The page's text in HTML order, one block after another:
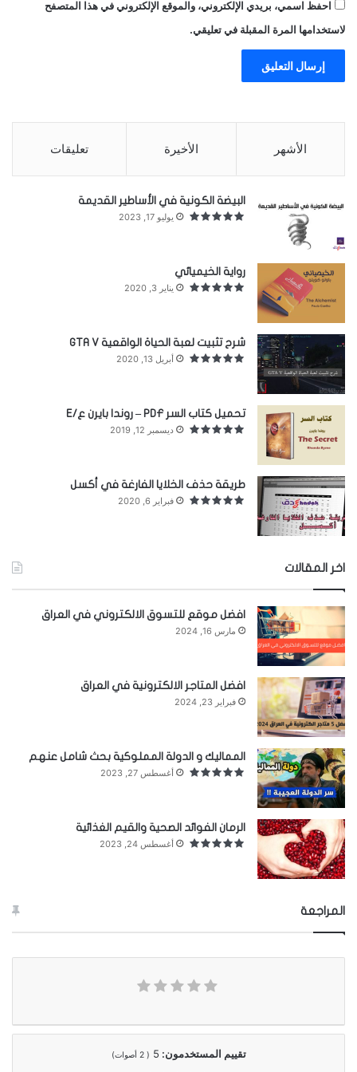
إن أجساماً صغيرة موجودة ندور حول الشمس بمدارات
تدور الأرض في جوها، فتحدث همرات بسبب سرعة
دوران الأرض واحتكاكها بهذه الأجسام الصغيرة فتحترق.
أن المذنبات هي أصل الشهب، أي أن المذنبات التي
نراها تحترق اذا صادقت جو الأرض فشكل شهاباً، وهي
بقايا المذنبات.
ما هي النيازك
هي أجسام معدنية صلبة تسقط من السماء وتلمع أثناء
سقوطها لمعان الشهب، فمن كان منها صغيراً تبخر
ومنها لكبر حجمه لا يستطيع التبخر، بل يسقط على
الأرض ككتلة متوهجة من النار، وقد يتمزق في الجو
فيحدث فرقعة تشبه صوت القنابل.
ويسمى عندئذ الحجارة الجوية،ويتراوح وزن النيازك من
أجزاء واحد غرام إلى عدة أطنان إلى مليون طن حتى.
تاريخ النيازك
حجارة نيزك
في ٣٠ حزيران ١٩٠٨ م سقط نيزك ضخم في شمال
احفظ اسمي، بريدي الإلكتروني، والموقع الإلكتروني في هذا المتصفح
لاستخدامها المرة المقبلة في تعليقي.
الأشهر الأخيرة تعليقات
البيضة الكونية في الأساطير القديمة
يوليو 17, 2023
رواية الخيميائي
يناير 3, 2020
شرح تثبيت لعبة الحياة الواقعية GTA V
أبريل 13, 2020
تحميل كتاب السر PDF – روندا بايرن ع/E
ديسمبر 12, 2019
طريقة حذف الخلايا الفارغة في أكسل
فبراير 6, 2020
اخر المقالات
افضل موقع للتسوق الالكتروني في العراق
مارس 16, 2024
افضل المتاجر الالكترونية في العراق
فبراير 23, 2024
المماليك و الدولة المملوكية بحث شامل عنهم
أغسطس 27, 2023
الرمان الفوائد الصحية والقيم الغذائية
أغسطس 24, 2023
المراجعة
تقييم المستخدمون: 5
(
2 أصوات)